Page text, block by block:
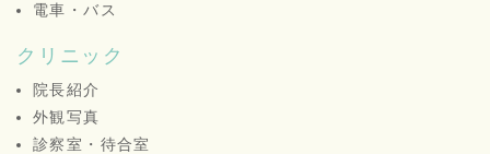
電車・バス
クリニック
院長紹介
外観写真
診察室・待合室